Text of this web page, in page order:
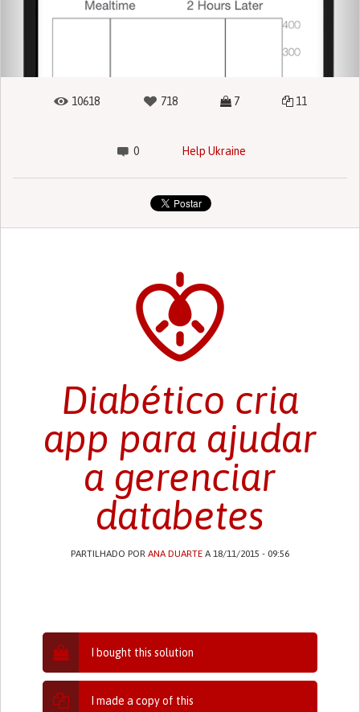
10618 718 7 11
0 Help Ukraine
Diabético cria
app para ajudar
a gerenciar
databetes
PARTILHADO POR ANA DUARTEA 18/11/2015 - 09:56
I bought this solution
I made a copy of this